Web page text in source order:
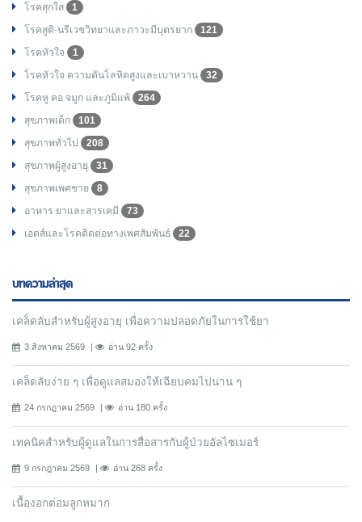
โรคสุกใส
1
โรคสูติ-นรีเวชวิทยาและภาวะมีบุตรยาก
121
โรคหัวใจ
1
โรคหัวใจ ความดันโลหิตสูงและเบาหวาน
32
โรคหู คอ จมูก และภูมิแพ้
264
สุขภาพเด็ก
101
สุขภาพทั่วไป
208
สุขภาพผู้สูงอายุ
31
สุขภาพเพศชาย
8
อาหาร ยาและสารเคมี
73
เอดส์และโรคติดต่อทางเพศสัมพันธ์
22
บทความล่าสุด
เคล็ดลับสำหรับผู้สูงอายุ เพื่อความปลอดภัยในการใช้ยา
3 สิงหาคม 2569 อ่าน 92 ครั้ง
เคล็ดลับง่าย ๆ เพื่อดูแลสมองให้เฉียบคมไปนาน ๆ
24 กรกฎาคม 2569 อ่าน 180 ครั้ง
เทคนิคสำหรับผู้ดูแลในการสื่อสารกับผู้ป่วยอัลไซเมอร์
9 กรกฎาคม 2569 อ่าน 268 ครั้ง
เนื้องอกต่อมลูกหมาก